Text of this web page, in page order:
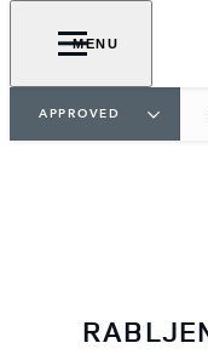
MENU
APPROVED